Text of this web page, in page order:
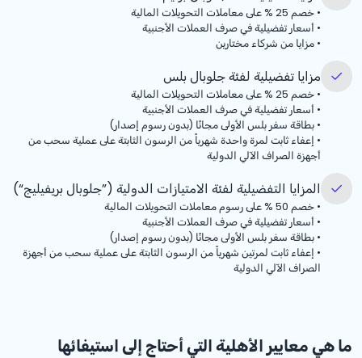
• خصم % 25 على معاملات التحويلات المالية
• أسعار تفضيلية في صرف العملات الأجنبية
• مزايا من شركاء مختارين
مزايا تفضيلية لفئة جلوبال بلس
• خصم % 25 على معاملات التحويلات المالية
• أسعار تفضيلية في صرف العملات الأجنبية
• بطاقة سفر بلس الأولى مجانًا (بدون رسوم إصدار)
• إعفاء ثابت لمرة واحدة شهرياً من الرسون الثابتة على عملية سحب من
أجهزة الصراف الآلي الدولية
المزايا التفضيلية لفئة الامتيازات الدولية (”جلوبال بريفيليج“)
• خصم % 50 على رسوم معاملات التحويلات المالية
• أسعار تفضيلية في صرف العملات الأجنبية
• بطاقة سفر بلس الأولى مجانًا (بدون رسوم إصدار)
• إعفاء ثابت لمرتين شهرياً من الرسون الثابتة على عملية سحب من أجهزة
الصراف الآلي الدولية
ما هي معايير الأهلية التي أحتاج إلى استيفائها